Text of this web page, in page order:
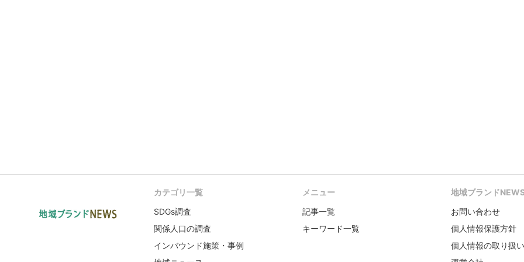
カテゴリ一覧
SDGs調査
関係人口の調査
インバウンド施策・事例
メニュー
記事一覧
キーワード一覧
地域ブランド
お問い合わせ
個人情報保護方針
個人情報の取り扱い